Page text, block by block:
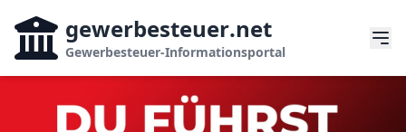
gewerbesteuer.net
Gewerbesteuer-Informationsportal